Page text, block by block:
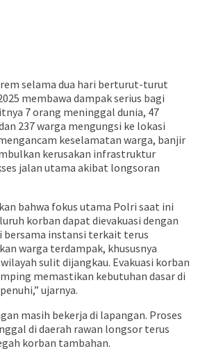
selama dua hari berturut-turut
membawa dampak serius bagi
7 orang meninggal dunia, 47
237 warga mengungsi ke lokasi
keselamatan warga, banjir
kerusakan infrastruktur
jalan utama akibat longsoran
bahwa fokus utama Polri saat ini
korban dapat dievakuasi dengan
bersama instansi terkait terus
warga terdampak, khususnya
sulit dijangkau. Evakuasi korban
memastikan kebutuhan dasar di
ujarnya.
masih bekerja di lapangan. Proses
di daerah rawan longsor terus
korban tambahan.